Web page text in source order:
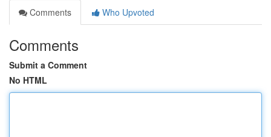
Comments
Who Upvoted
Comments
Submit a Comment
No HTML